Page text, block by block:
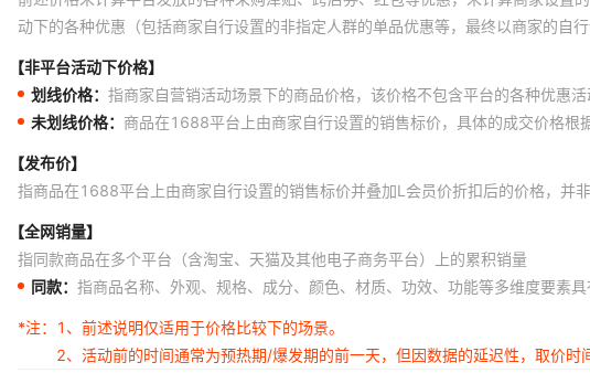
动下的各种优惠（包括商家自行设置的非指定人群的单品优惠等，最终以商家的自
【非平台活动下价格】
划线价格： 指商家自营销活动场景下的商品价格，该价格不包含平台的各种优惠
未划线价格： 商品在1688平台上由商家自行设置的销售标价，具体的成交价格根
【发布价】
指商品在1688平台上由商家自行设置的销售标价并叠加L会员价折扣后的价格，并非
【全网销量】
指同款商品在多个平台（含淘宝、天猫及其他电子商务平台）上的累积销量
同款： 指商品名称、外观、规格、成分、颜色、材质、功效、功能等多维度要素
*注：
1、前述说明仅适用于价格比较下的场景。
2、活动前的时间通常为预热期/爆发期的前一天，但因数据的延迟性，取价